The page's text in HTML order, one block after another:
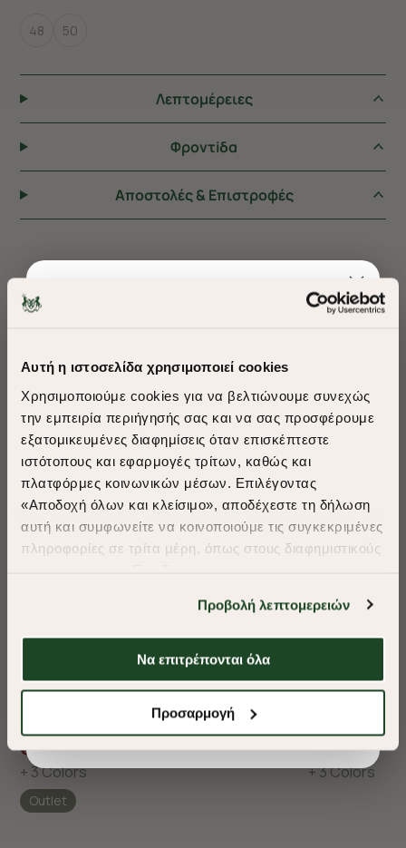
Αυτή η ιστοσελίδα χρησιμοποιεί cookies
Χρησιμοποιούμε cookies για να βελτιώνουμε συνεχώς
την εμπειρία περιήγησής σας και να σας προσφέρουμε
εξατομικευμένες διαφημίσεις όταν επισκέπτεστε
ιστότοπους και εφαρμογές τρίτων, καθώς και
πλατφόρμες κοινωνικών μέσων. Επιλέγοντας
«Αποδοχή όλων και κλείσιμο», αποδέχεστε τη δήλωση
αυτή και συμφωνείτε να κοινοποιούμε τις συγκεκριμένες
πληροφορίες σε τρίτα μέρη, όπως στους διαφημιστικούς
απαιτούμενα cookies» και θα περιοριστούμε
στα cookies και τις τεχνολογίες που είναι απολύτως
απαραίτητα για την ασφαλή απόδοση και
λειτουργικότητα της ιστοσελίδας μας. Ωστόσο, λάβετε
θα μπορούμε να συλλέξουμε πληροφορίες που θα
προσφέρουμε εξατομικευμένες υπηρεσίες και
διαφημίσεις. Για να προσαρμόσετε τις επιλογές σας ή
να ανακαλέσετε τη συγκατάθεσή σας επιλέξτε το
Προβολή λεπτομερειών
Να επιτρέπονται όλα
Προσαρμογή
48 50
Λεπτομέρειες
Φροντiδα
Αποστολές & Επιστροφές
ΠΡΟΤΕΙΝΟΥΜΕ ΓΙΑ ΕΣΑΣ
€33,15
+ 3 Colors
Outlet
€33,15
+ 3 Colors
​
A Season of Style
SUMMER SALE
Shop Now